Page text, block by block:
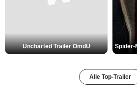
Uncharted Trailer OmdU
Alle Top-Trailer